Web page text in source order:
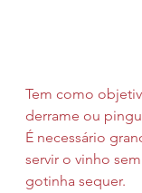
Tem como
derrame ou
É necessário
servir o vinho
gotinha sequer.